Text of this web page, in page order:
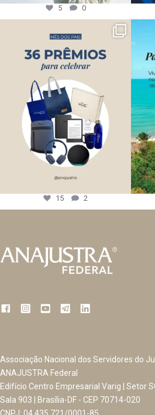
5 0
15 2
Associação Nacional dos Servidores do
ANAJUSTRA Federal
Edifício Centro Empresarial Varig | Setor
Sala 903 | Brasília-DF - CEP 70714-020